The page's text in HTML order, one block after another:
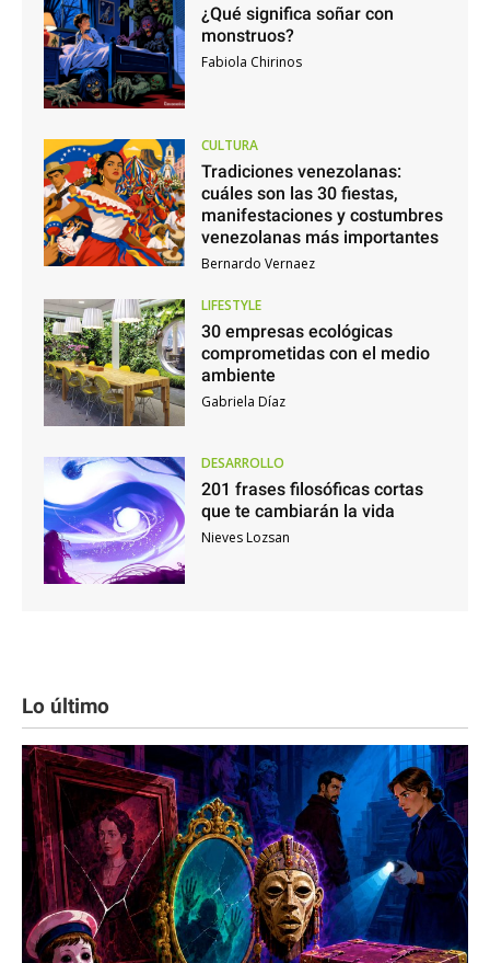
¿Qué significa soñar con
monstruos?
Fabiola Chirinos
CULTURA
Tradiciones venezolanas:
cuáles son las 30 fiestas,
manifestaciones y costumbres
venezolanas más importantes
Bernardo Vernaez
LIFESTYLE
30 empresas ecológicas
comprometidas con el medio
ambiente
Gabriela Díaz
DESARROLLO
201 frases filosóficas cortas
que te cambiarán la vida
Nieves Lozsan
Lo último